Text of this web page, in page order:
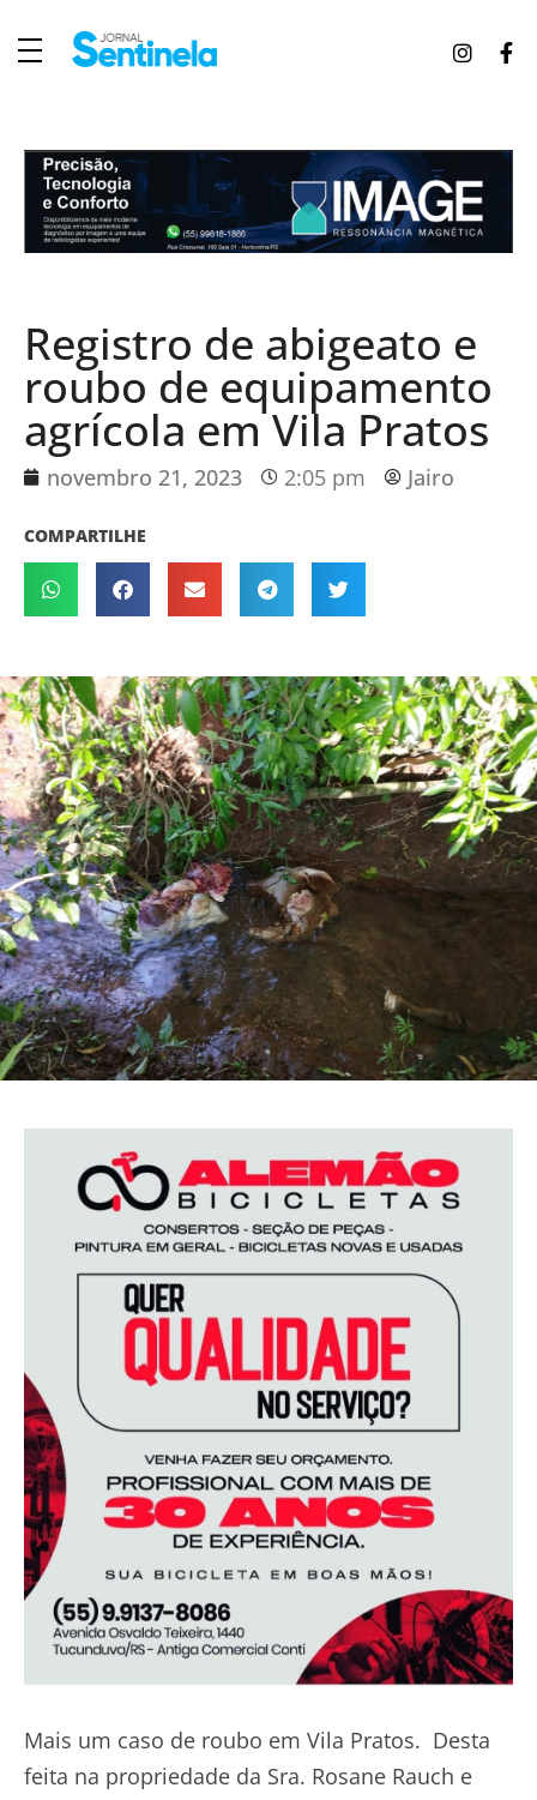
Registro de abigeato e
roubo de equipamento
agrícola em Vila Pratos
novembro 21, 2023 2:05 pm Jairo
COMPARTILHE
Mais um caso de roubo em Vila Pratos. Desta
feita na propriedade da Sra. Rosane Rauch e